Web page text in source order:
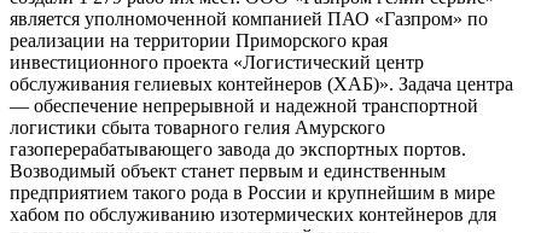
является уполномоченной компанией ПАО «Газпром» по
реализации на территории Приморского края
инвестиционного проекта «Логистический центр
обслуживания гелиевых контейнеров (ХАБ)». Задача центра
— обеспечение непрерывной и надежной транспортной
логистики сбыта товарного гелия Амурского
газоперерабатывающего завода до экспортных портов.
Возводимый объект станет первым и единственным
предприятием такого рода в России и крупнейшим в мире
хабом по обслуживанию изотермических контейнеров для